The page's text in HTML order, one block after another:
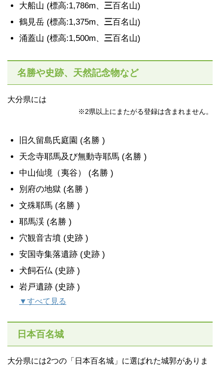
大船山 (標高:1,786m、 三百名山)
鶴見岳 (標高:1,375m、 三百名山)
涌蓋山 (標高:1,500m、 三百名山)
名勝や史跡、天然記念物など
大分県には
※2県以上にまたがる登録は含まれません。
旧久留島氏庭園 (名勝 )
天念寺耶馬及び無動寺耶馬 (名勝 )
中山仙境（夷谷） (名勝 )
別府の地獄 (名勝 )
文殊耶馬 (名勝 )
耶馬渓 (名勝 )
穴観音古墳 (史跡 )
安国寺集落遺跡 (史跡 )
犬飼石仏 (史跡 )
岩戸遺跡 (史跡 )
▼すべて見る
日本百名城
大分県には2つの「日本百名城」に選ばれた城郭がありま